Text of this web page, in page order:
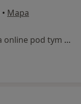
• Mapa
Specjalista nie oferuje umawiania online pod tym adresem.